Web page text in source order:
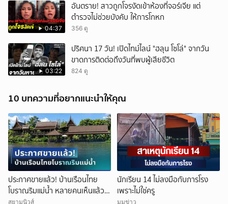
04:37
อันตราย! สาวถูกโจรงัดเข้าห้องที่จอร์เจีย แต่
ตำรวจไม่ช่วยบังคับ ให้การโกหก
356 ดู
03:22
ปริศนา 17 วัน! เปิดไทม์ไลน์ "ฮลุน โซโล่" จากวัน
ขาดการติดต่อถึงวันที่พบผู้เสียชีวิต
824 ดู
10 บทความที่อยากแนะนำให้คุณ
ประกาศขายแล้ว! บ้านเรือนไทย
โบราณริมแม่น้ำ หลายคนเห็นแล้ว
สยามนิวส์
นักเรียน 14 ไม่ลงมือกับภารโรง
เพราะไม่ใช่ครู
มุมข่าว